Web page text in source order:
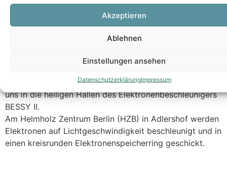
Akzeptieren
Ablehnen
Einstellungen ansehen
DatenschutzerklärungImpressum
Dieser Fototermin und Wissenschaftsshooting führte
uns in die heiligen Hallen des Elektronenbeschleunigers
BESSY II.
Am Helmholz Zentrum Berlin (HZB) in Adlershof werden
Elektronen auf Lichtgeschwindigkeit beschleunigt und in
einen kreisrunden Elektronenspeicherring geschickt.